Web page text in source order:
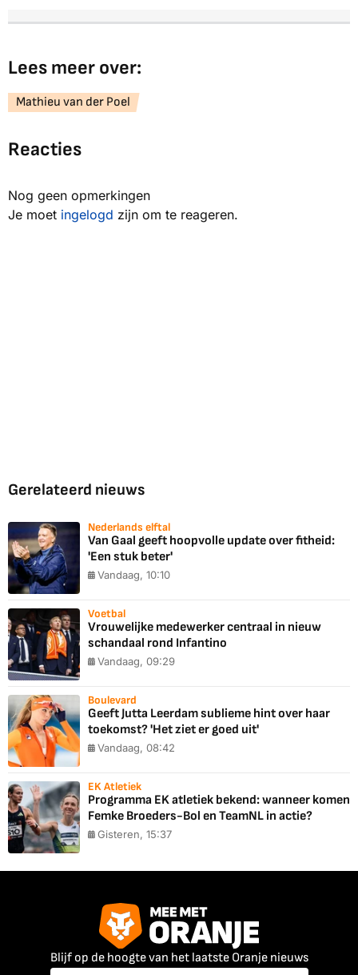
Lees meer over:
Mathieu van der Poel
Reacties
Nog geen opmerkingen
Je moet ingelogd zijn om te reageren.
Gerelateerd nieuws
Nederlands elftal
Van Gaal geeft hoopvolle update over fitheid:
'Een stuk beter'
Vandaag, 10:10
Voetbal
Vrouwelijke medewerker centraal in nieuw
schandaal rond Infantino
Vandaag, 09:29
Boulevard
Geeft Jutta Leerdam sublieme hint over haar
toekomst? 'Het ziet er goed uit'
Vandaag, 08:42
EK Atletiek
Programma EK atletiek bekend: wanneer komen
Femke Broeders-Bol en TeamNL in actie?
Gisteren, 15:37
Blijf op de hoogte van het laatste Oranje nieuws